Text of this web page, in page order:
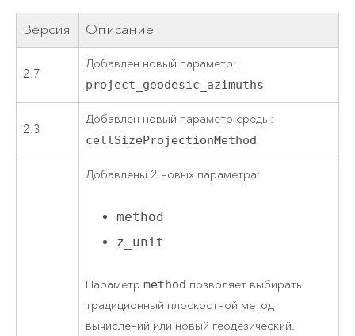
Версия Описание
2.7
Добавлен новый параметр:
project_geodesic_azimuths
2.3
Добавлен новый параметр среды:
cellSizeProjectionMethod
Добавлены 2 новых параметра:
method
z_unit
Параметрmethod позволяет выбирать
традиционный плоскостной метод
вычислений или новый геодезический.